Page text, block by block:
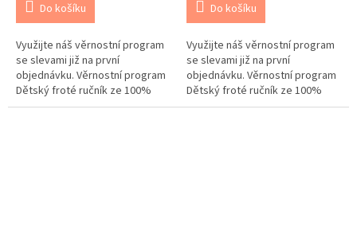
Do košíku
Využijte náš věrnostní program
se slevami již na první
objednávku. Věrnostní program
Dětský froté ručník ze 100%
bavlny o gramáži 450 g/m2 je
Do košíku
Využijte náš věrnostní program
se slevami již na první
objednávku. Věrnostní program
Dětský froté ručník ze 100%
bavlny o gramáži 450 g/m2 je